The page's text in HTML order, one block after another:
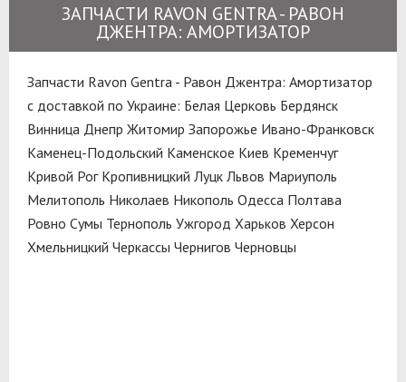
ЗАПЧАСТИ RAVON GENTRA - РАВОН
ДЖЕНТРА: АМОРТИЗАТОР
Запчасти Ravon Gentra - Равон Джентра: Амортизатор
с доставкой по Украине: Белая Церковь Бердянск
Винница Днепр Житомир Запорожье Ивано-Франковск
Каменец-Подольский Каменское Киев Кременчуг
Кривой Рог Кропивницкий Луцк Львов Мариуполь
Мелитополь Николаев Никополь Одесса Полтава
Ровно Сумы Тернополь Ужгород Харьков Херсон
Хмельницкий Черкассы Чернигов Черновцы